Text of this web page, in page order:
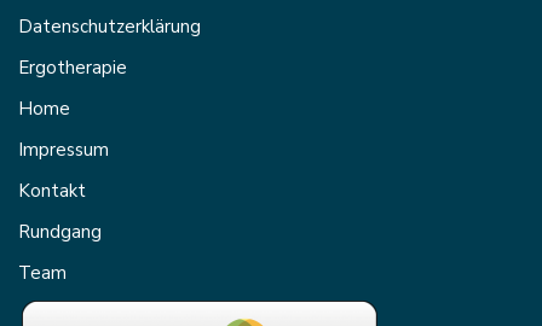
Datenschutzerklärung
Ergotherapie
Home
Impressum
Kontakt
Rundgang
Team